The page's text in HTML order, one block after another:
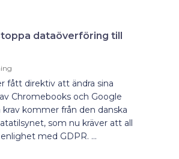
dataöverföring till
fått direktiv att ändra sina
Chromebooks och Google
kommer från den danska
som nu kräver att all
med GDPR. ...